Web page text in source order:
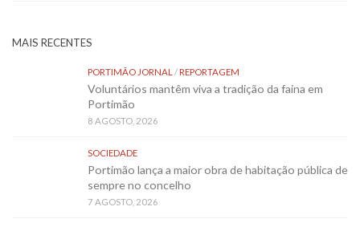
MAIS RECENTES
PORTIMÃO JORNAL /REPORTAGEM
Voluntários mantêm viva a tradição da faina em
Portimão
8 AGOSTO, 2026
SOCIEDADE
Portimão lança a maior obra de habitação pública de
sempre no concelho
7 AGOSTO, 2026